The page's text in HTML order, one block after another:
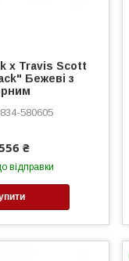
x Travis Scott
Бежеві з
580605
₴
відправки